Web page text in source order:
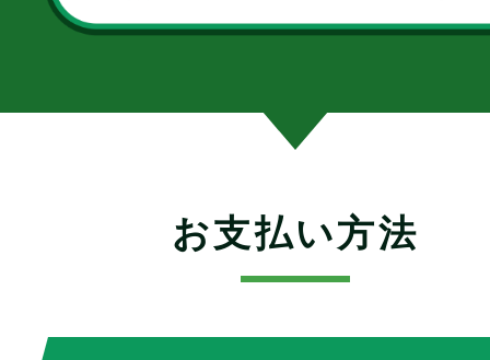
お支払い方法